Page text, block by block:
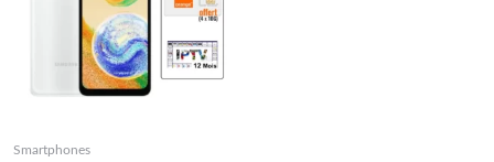
Smartphones